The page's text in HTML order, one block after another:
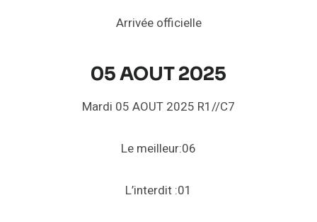
Arrivée officielle
05 AOUT 2025
Mardi 05 AOUT 2025 R1//C7
Le meilleur:06
L’interdit :01